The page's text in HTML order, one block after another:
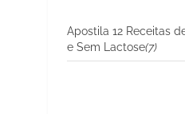
Apostila 12 Receitas
e Sem Lactose(7)